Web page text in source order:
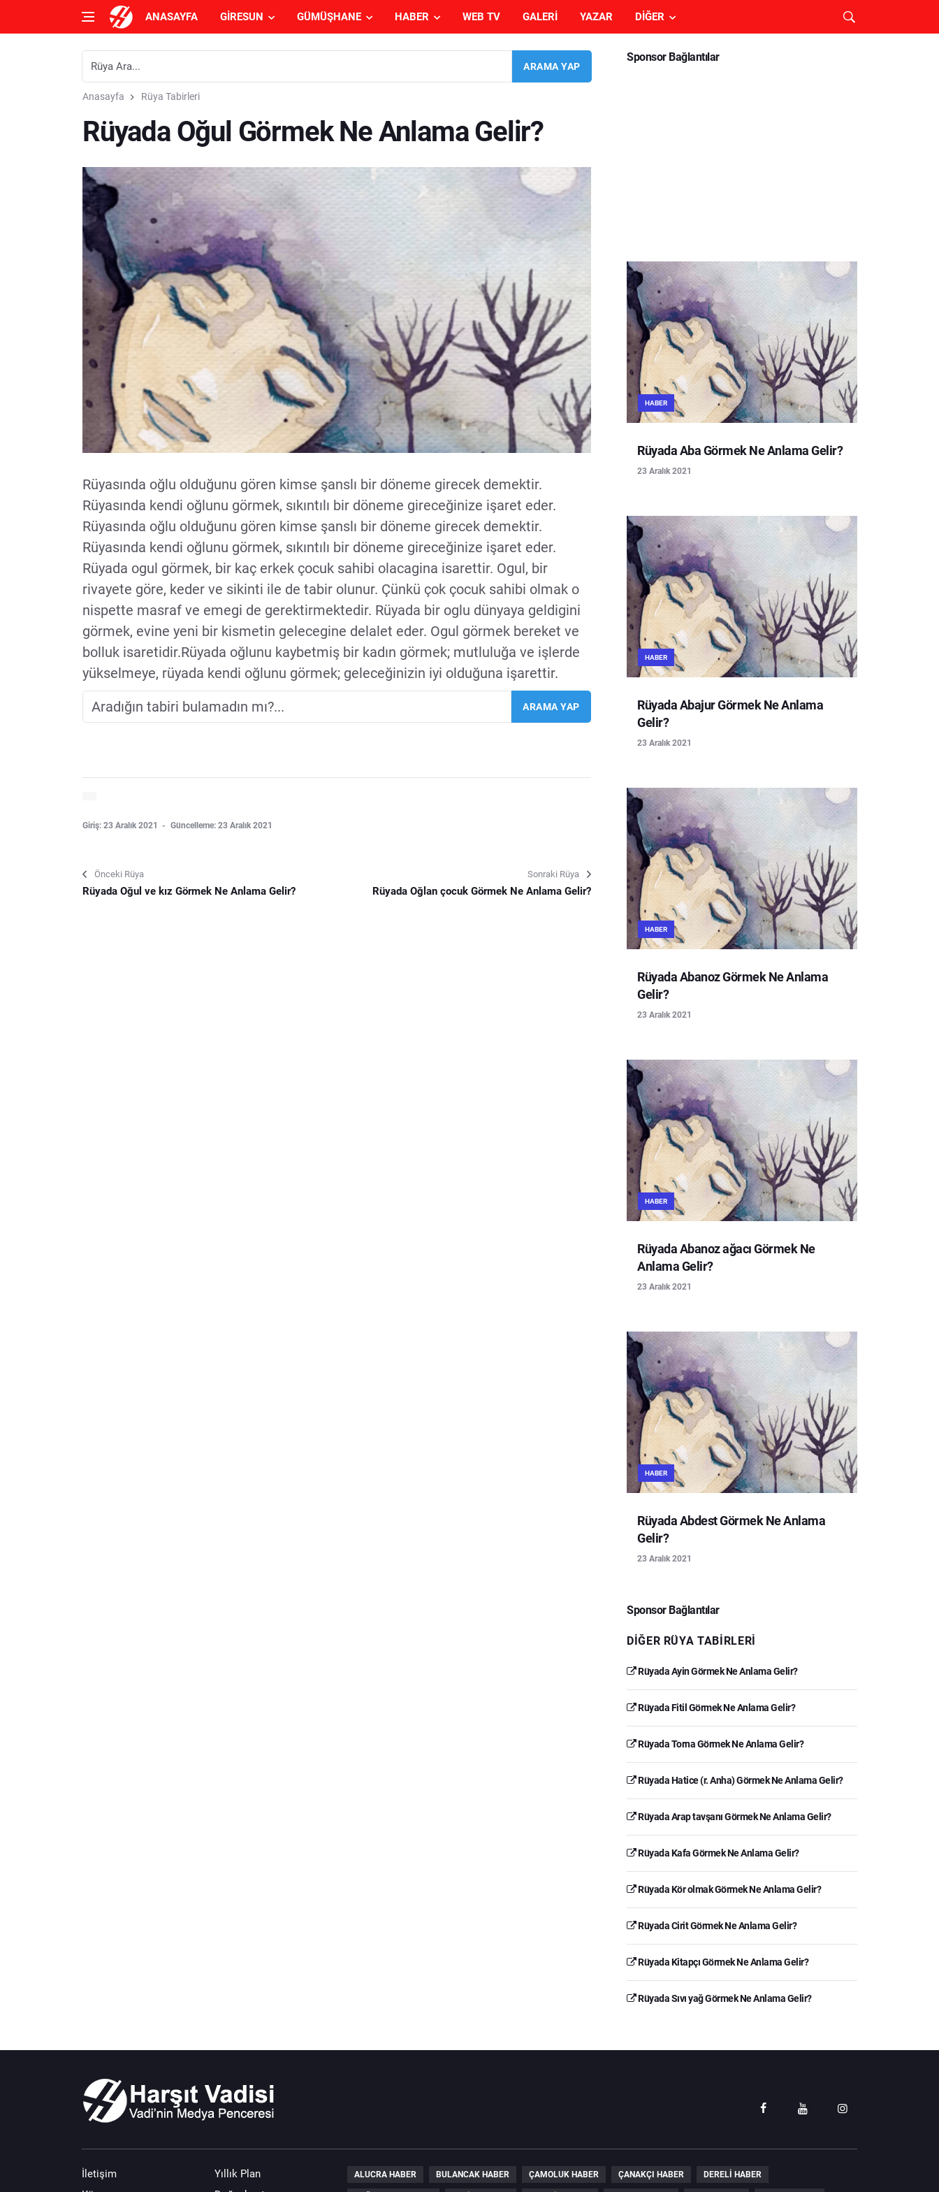
ANASAYFA GIRESUN GÜMÜŞHANE HABER WEB TV GALERI YAZAR DIĞER
Anasayfa Rüya Tabirleri
Rüyada Oğul Görmek Ne Anlama Gelir?
Rüyasında oğlu olduğunu gören kimse şanslı bir döneme girecek demektir.
Rüyasında kendi oğlunu görmek, sıkıntılı bir döneme gireceğinize işaret eder.
Rüyasında oğlu olduğunu gören kimse şanslı bir döneme girecek demektir.
Rüyasında kendi oğlunu görmek, sıkıntılı bir döneme gireceğinize işaret eder.
Rüyada ogul görmek, bir kaç erkek çocuk sahibi olacagina isarettir. Ogul, bir
rivayete göre, keder ve sikinti ile de tabir olunur. Çünkü çok çocuk sahibi olmak o
nispette masraf ve emegi de gerektirmektedir. Rüyada bir oglu dünyaya geldigini
görmek, evine yeni bir kismetin gelecegine delalet eder. Ogul görmek bereket ve
bolluk isaretidir.Rüyada oğlunu kaybetmiş bir kadın görmek; mutluluğa ve işlerde
yükselmeye, rüyada kendi oğlunu görmek; geleceğinizin iyi olduğuna işarettir.
Giriş: 23 Aralık 2021 Güncelleme: 23 Aralık 2021
Önceki Rüya
Rüyada Oğul ve kız Görmek Ne Anlama Gelir?
Sonraki Rüya
Rüyada Oğlan çocuk Görmek Ne Anlama Gelir?
Sponsor Bağlantılar
HABER
Rüyada Aba Görmek Ne Anlama Gelir?
23 Aralık 2021
HABER
Rüyada Abajur Görmek Ne Anlama
Gelir?
23 Aralık 2021
HABER
Rüyada Abanoz Görmek Ne Anlama
Gelir?
23 Aralık 2021
HABER
Rüyada Abanoz ağacı Görmek Ne
Anlama Gelir?
23 Aralık 2021
HABER
Rüyada Abdest Görmek Ne Anlama
Gelir?
23 Aralık 2021
Sponsor Bağlantılar
DIĞER RÜYA TABIRLERI
Rüyada Ayin Görmek Ne Anlama Gelir?
Rüyada Fitil Görmek Ne Anlama Gelir?
Rüyada Torna Görmek Ne Anlama Gelir?
Rüyada Hatice (r. Anha) Görmek Ne Anlama Gelir?
Rüyada Arap tavşanı Görmek Ne Anlama Gelir?
Rüyada Kafa Görmek Ne Anlama Gelir?
Rüyada Kör olmak Görmek Ne Anlama Gelir?
Rüyada Cirit Görmek Ne Anlama Gelir?
Rüyada Kitapçı Görmek Ne Anlama Gelir?
Rüyada Sıvı yağ Görmek Ne Anlama Gelir?
İletişim
Yıllık Plan
ALUCRA HABER BULANCAK HABER ÇAMOLUK HABER ÇANAKÇI HABER DERELI HABER